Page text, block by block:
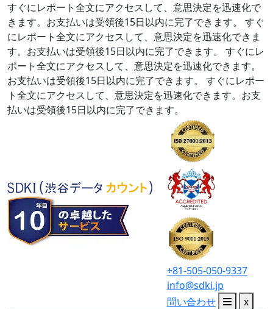
すぐにレポート全文にアクセスして、意思決定を迅速化で
きます。お支払いは受領後15日以内に完了できます。
すぐ
にレポート全文にアクセスして、意思決定を迅速化できま
す。お支払いは受領後15日以内に完了できます。
すぐにレ
ポート全文にアクセスして、意思決定を迅速化できます。
お支払いは受領後15日以内に完了できます。
すぐにレポー
ト全文にアクセスして、意思決定を迅速化できます。お支
払いは受領後15日以内に完了できます。
+81-505-050-9337
info@sdki.jp
問い合わせ
x